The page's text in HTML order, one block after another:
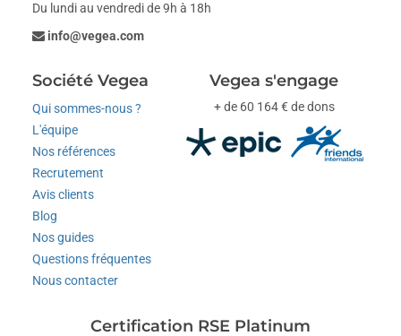
Du lundi au vendredi de 9h à 18h
info@vegea.com
Société Vegea
Qui sommes-nous ?
L'équipe
Nos références
Recrutement
Avis clients
Blog
Nos guides
Questions fréquentes
Nous contacter
Vegea s'engage
+ de 60 164 € de dons
Certification RSE Platinum